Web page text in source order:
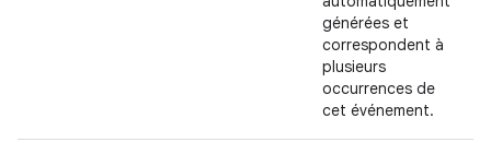
générées et
correspondent à
plusieurs
occurrences de
cet événement.